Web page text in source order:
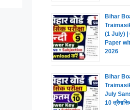
Bihar
(1 July) |
Paper
2026
Bihar
July
10